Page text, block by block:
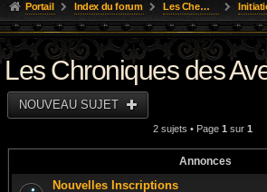
Portail Index du forum Les Chemins de L'Aventure Initiation,
Les Chroniques des
NOUVEAU SUJET
2 sujets • Page 1 sur 1
Annonces
Nouvelles Inscriptions